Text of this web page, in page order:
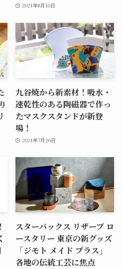
2021年8月10日
九谷焼から新素材！吸水・
速乾性のある陶磁器で作っ
たマスクスタンドが新登
場！
2021年7月20日
スターバックス リザーブ ロ
ースタリー 東京の新グッズ
「ジモト メイド プラス」
各地の伝統工芸に焦点